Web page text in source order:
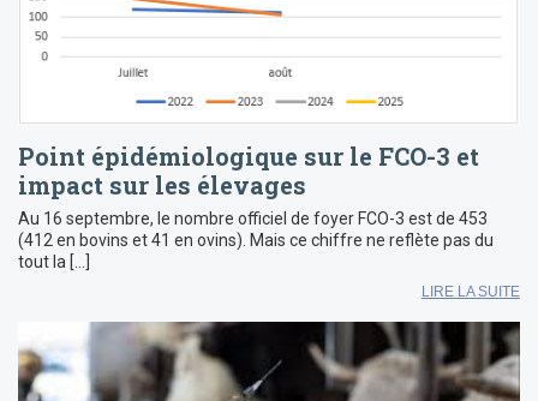
Point épidémiologique sur le FCO-3 et
impact sur les élevages
Au 16 septembre, le nombre officiel de foyer FCO-3 est de 453
(412 en bovins et 41 en ovins). Mais ce chiffre ne reflète pas du
tout la […]
LIRE LA SUITE